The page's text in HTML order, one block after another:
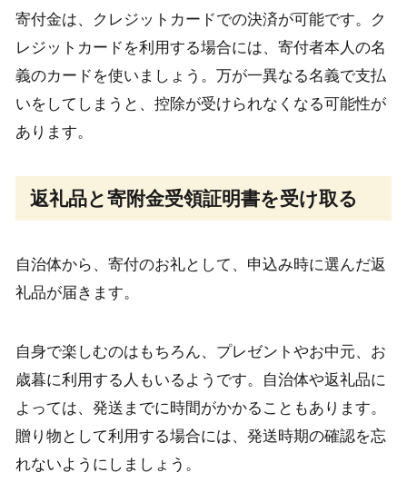
寄付金は、クレジットカードでの決済が可能です。ク
レジットカードを利用する場合には、寄付者本人の名
義のカードを使いましょう。万が一異なる名義で支払
いをしてしまうと、控除が受けられなくなる可能性が
あります。
返礼品と寄附金受領証明書を受け取る
自治体から、寄付のお礼として、申込み時に選んだ返
礼品が届きます。
自身で楽しむのはもちろん、プレゼントやお中元、お
歳暮に利用する人もいるようです。自治体や返礼品に
よっては、発送までに時間がかかることもあります。
贈り物として利用する場合には、発送時期の確認を忘
れないようにしましょう。